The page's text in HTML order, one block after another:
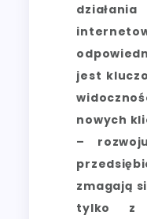
jest
nowych
–
zmagają
tylko z